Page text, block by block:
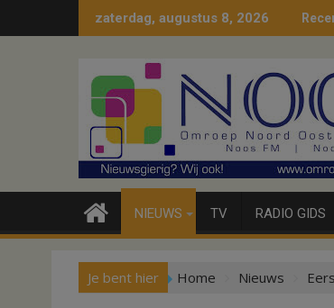
naar
zaterdag, augustus 8, 2026
NIEUWS TV RADIO GIDS
Je bent hier Home Nieuws